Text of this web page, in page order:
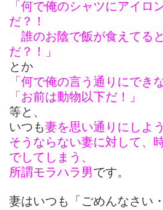
「何で俺のシャツにアイロ
だ？！
誰のお陰で飯が食えてる
だ？！」
とか
「何で俺の言う通りにでき
「お前は動物以下だ！」
等と、
いつも妻を思い通りにしよ
そうならない妻に対して、
でしてしまう、
所謂モラハラ男 です。
妻はいつも「ごめんなさい